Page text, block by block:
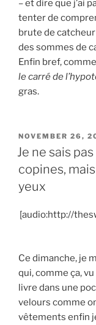
– et dire que j’ai
tenter de
brute de
des sommes de
Enfin bref,
le carré de
gras.
POSTED
ON
NOVEMBER 26,
Je ne sais
copines,
yeux
[audio:http://
Ce dimanche, je
qui, comme ça, vu
livre dans une
velours comme
vêtements enfin